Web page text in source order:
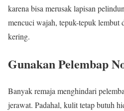
karena bisa merusak lapisan
mencuci wajah, tepuk-tepuk lembut
kering.
Gunakan Pelembap
Banyak remaja menghindari
jerawat. Padahal, kulit tetap butuh